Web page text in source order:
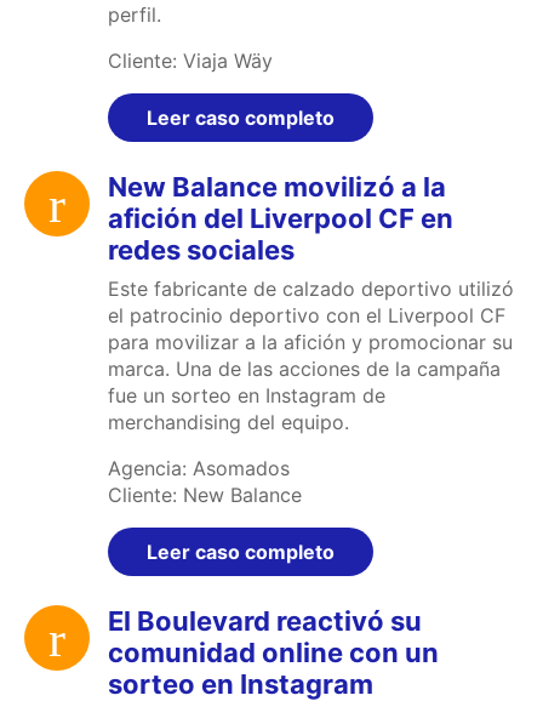
perfil.
Cliente: Viaja Wäy
Leer caso completo
New Balance movilizó a la
afición del Liverpool CF en
redes sociales
Este fabricante de calzado deportivo utilizó
el patrocinio deportivo con el Liverpool CF
para movilizar a la afición y promocionar su
marca. Una de las acciones de la campaña
fue un sorteo en Instagram de
merchandising del equipo.
Agencia: Asomados
Cliente: New Balance
Leer caso completo
El Boulevard reactivó su
comunidad online con un
sorteo en Instagram